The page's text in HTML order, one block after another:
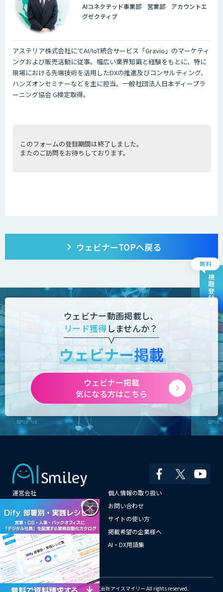
AIコネクテッド事業部 営業部 アカウントエ
グゼクティブ
アステリア株式会社にてAI/IoT統合サービス「Gravio」のマーケティ
ングおよび販売活動に従事。幅広い業界知識と経験をもとに、特に
現場における先端技術を活用したDXの推進及びコンサルティング、
ハンズオンセミナーなどを主に担当。一般社団法人日本ディープラ
ーニング協会 G検定取得。
ウェビナーTOPへ戻る
視聴登録
ウェビナー動画掲載し、
リード獲得 しませんか？
ウェビナー掲載
ウェビナー掲載
気になる方はこちら
運営会社
個人情報の取り扱い
お問い合わせ
メールマガジン登録
サイトの使い方
情報提供はこちらから
掲載希望の企業様へ
AI企業一覧
AI・DX用語集
サイトマップ
© Copyright 2018-2026 株式会社アイスマイリー All rights reserved.
×